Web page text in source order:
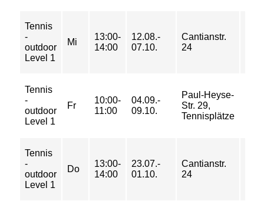
Tennis
-
outdoor
Level 1
Mi
13:00-
14:00
12.08.-
07.10.
Cantianstr.
24
Tennis
-
outdoor
Level 1
Fr
10:00-
11:00
04.09.-
09.10.
Paul-Heyse-
Str. 29,
Tennisplätze
Tennis
-
outdoor
Level 1
Do
13:00-
14:00
23.07.-
01.10.
Cantianstr.
24